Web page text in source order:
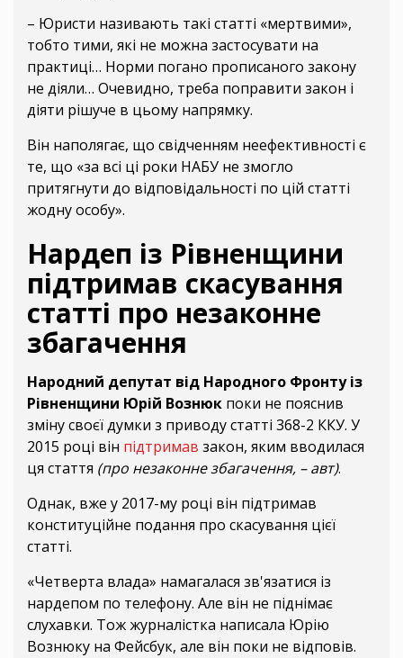
– Юристи називають такі статті «мертвими»,
тобто тими, які не можна застосувати на
практиці… Норми погано прописаного закону
не діяли… Очевидно, треба поправити закон і
діяти рішуче в цьому напрямку.
Він наполягає, що свідченням неефективності є
те, що «за всі ці роки НАБУ не змогло
притягнути до відповідальності по цій статті
жодну особу».
Нардеп із Рівненщини
підтримав скасування
статті про незаконне
збагачення
Народний депутат від Народного Фронту із
Рівненщини Юрій Вознюк поки не пояснив
зміну своєї думки з приводу статті 368-2 ККУ. У
2015 році він підтримав закон, яким вводилася
ця стаття (про незаконне збагачення, – авт).
Однак, вже у 2017-му році він підтримав
конституційне подання про скасування цієї
статті.
«Четверта влада» намагалася зв'язатися із
нардепом по телефону. Але він не піднімає
слухавки. Тож журналістка написала Юрію
Вознюку на Фейсбук, але він поки не відповів.